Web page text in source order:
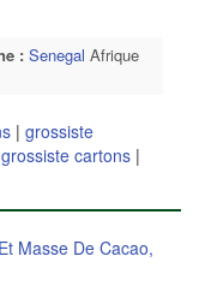
: Senegal Afrique
| grossiste
grossiste cartons |
Masse De Cacao,